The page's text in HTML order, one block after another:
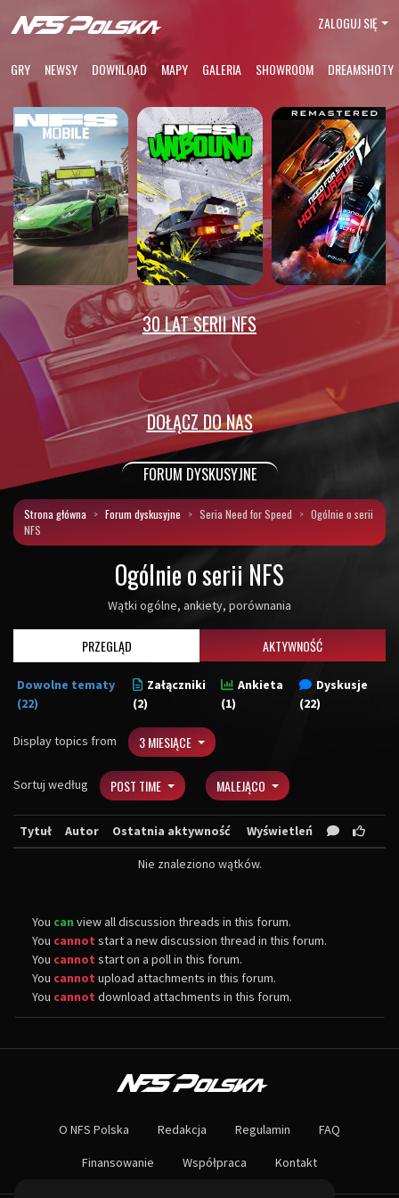
GRY NEWSY DOWNLOAD MAPY GALERIA SHOWROOM DREAMSHOTY
ZALOGUJ SIĘ
30 LAT SERII NFS
DOŁĄCZ DO NAS
FORUM DYSKUSYJNE
Strona główna Forum dyskusyjne Seria Need for Speed
Ogólnie o serii
NFS
Ogólnie o serii NFS
Wątki ogólne, ankiety, porównania
PRZEGLĄD AKTYWNOŚĆ
Dowolne tematy
(22)
Załączniki
(2)
Ankieta
(1)
Dyskusje
(22)
Display topics from 3 MIESIĄCE
Sortuj według POST TIME MALEJĄCO
Tytuł Autor Ostatnia aktywność Wyświetleń
Nie znaleziono wątków.
You can view all discussion threads in this forum.
You cannot start a new discussion thread in this forum.
You cannot start on a poll in this forum.
You cannot upload attachments in this forum.
You cannot download attachments in this forum.
Największa społeczność Need for Speed w Polsce! Znajdziesz u nas
Nie czekaj dłużej - wstąp do naszej społeczności! Czekamy na ciebie!
O NFS Polska Redakcja Regulamin FAQ
Finansowanie Współpraca Kontakt